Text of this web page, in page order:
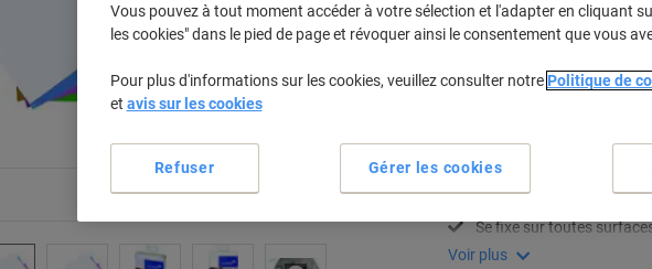
Ajouter à une liste
Informations de livraison
Adhérence électrostatique
Se fixe sur toutes
Voir plus
Vous pouvez à tout moment accéder à votre sélection et l'adapter en cliquant
les cookies" dans le pied de page et révoquer ainsi le consentement que vous
Pour plus d'informations sur les cookies, veuillez consulter notre Politique de
et avis sur les cookies
Gérer les cookies
Refuser